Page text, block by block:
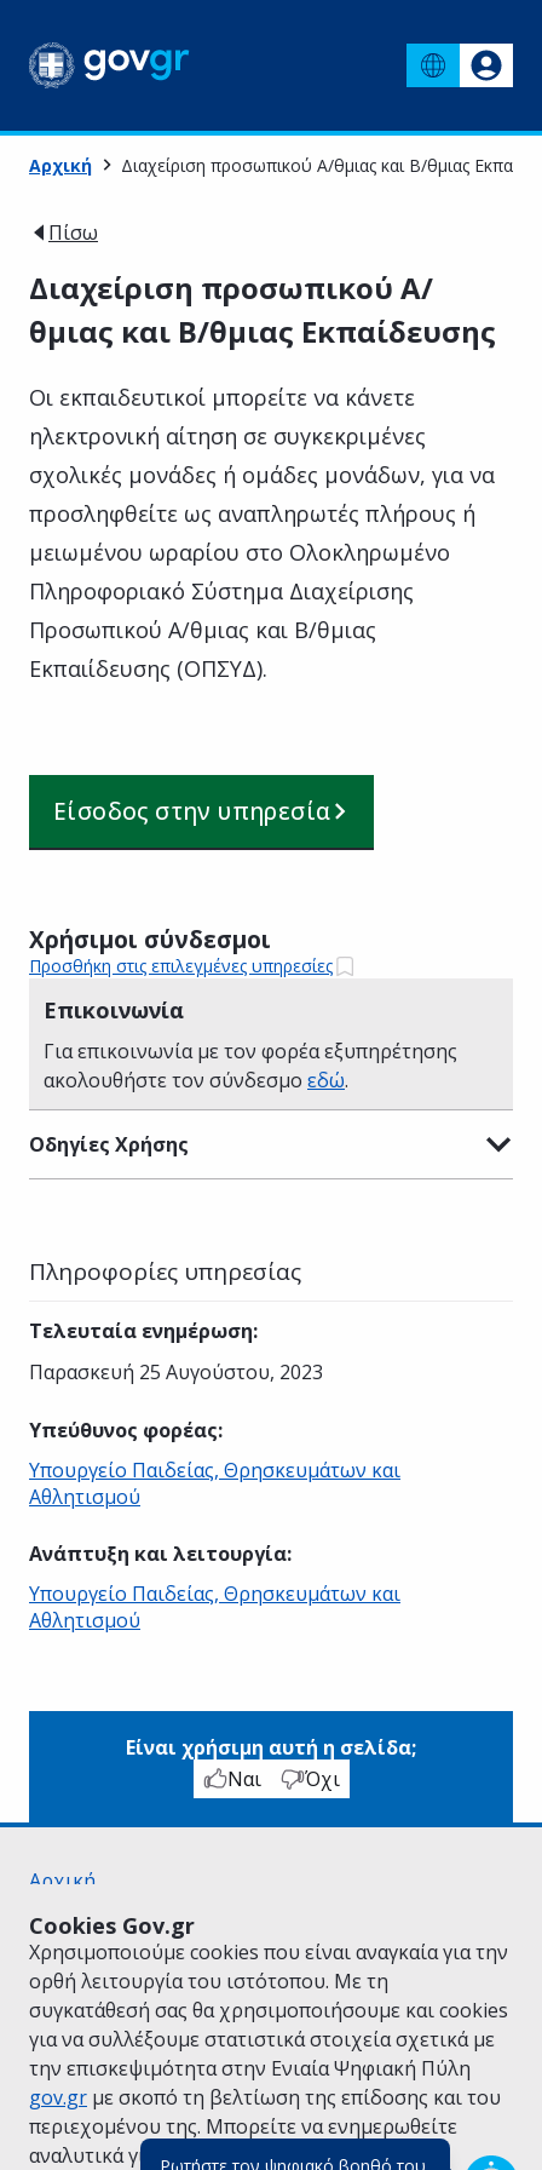
Cookies Gov.gr
Χρησιμοποιούμε cookies που είναι αναγκαία για την
ορθή λειτουργία του ιστότοπου. Με τη
συγκατάθεσή σας θα χρησιμοποιήσουμε και cookies
για να συλλέξουμε στατιστικά στοιχεία σχετικά με
την επισκεψιμότητα στην Ενιαία Ψηφιακή Πύλη
gov.gr με σκοπό τη βελτίωση της επίδοσης και του
περιεχομένου της. Μπορείτε να ενημερωθείτε
αναλυτικά για την Πολιτική Cookies.
Αρχική Διαχείριση προσωπικού Α/θμιας και Β/θμιας
Πίσω
Διαχείριση προσωπικού Α/
θμιας και Β/θμιας Εκπαίδευσης
Οι εκπαιδευτικοί μπορείτε να κάνετε
ηλεκτρονική αίτηση σε συγκεκριμένες
σχολικές μονάδες ή ομάδες μονάδων, για να
προσληφθείτε ως αναπληρωτές πλήρους ή
μειωμένου ωραρίου στο Ολοκληρωμένο
Πληροφοριακό Σύστημα Διαχείρισης
Προσωπικού Α/θμιας και Β/θμιας
Εκπαιίδευσης (ΟΠΣΥΔ).
Είσοδος στην υπηρεσία
Χρήσιμοι σύνδεσμοι
Προσθήκη στις επιλεγμένες υπηρεσίες
Επικοινωνία
Για επικοινωνία με τον φορέα εξυπηρέτησης
ακολουθήστε τον σύνδεσμο εδώ.
Οδηγίες Χρήσης
Πληροφορίες υπηρεσίας
Τελευταία ενημέρωση:
Παρασκευή 25 Αυγούστου, 2023
Υπεύθυνος φορέας:
Υπουργείο Παιδείας, Θρησκευμάτων και
Αθλητισμού
Ανάπτυξη και λειτουργία:
Υπουργείο Παιδείας, Θρησκευμάτων και
Αθλητισμού
Είναι χρήσιμη αυτή η σελίδα;
Ναι
Όχι
Αρχική
Όροι Χρήσης
Πολιτική Απορρήτου
Δήλωση προσβασιμότητας
Πολιτική cookies
Προτάσεις για το gov.gr
Υλοποίηση από το Υπουργείο Ψηφιακής
Διακυβέρνησης
Ελληνικά |Αγγλικά